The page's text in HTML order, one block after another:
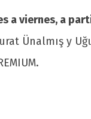
a viernes, a
Ünalmış y